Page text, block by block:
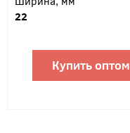
22
Купить оптом